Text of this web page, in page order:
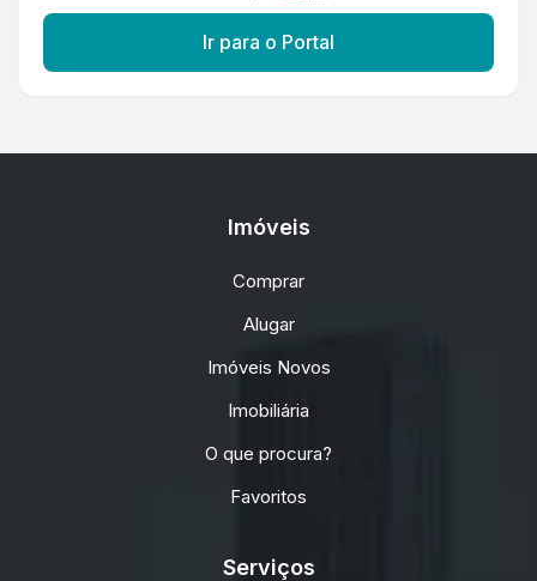
Ir para o Portal
Imóveis
Comprar
Alugar
Imóveis Novos
Imobiliária
O que procura?
Favoritos
Serviços